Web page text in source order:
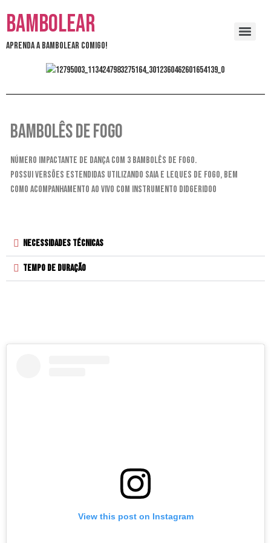
Bambolear
Aprenda a bambolear comigo!
Bambolês de Fogo
Número Impactante de dança com 3 bambolês de fogo.
possui versões estendidas utilizando saia e leques de fogo, bem
como acompanhamento ao vivo com instrumento didgeridoo
Necessidades Técnicas
Tempo de Duração
View this post on Instagram